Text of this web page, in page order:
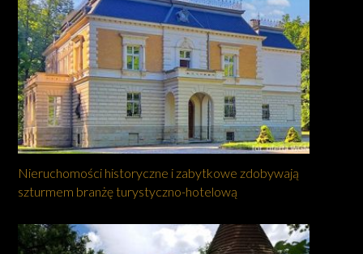
Nieruchomości historyczne i zabytkowe zdobywają
szturmem branżę turystyczno-hotelową